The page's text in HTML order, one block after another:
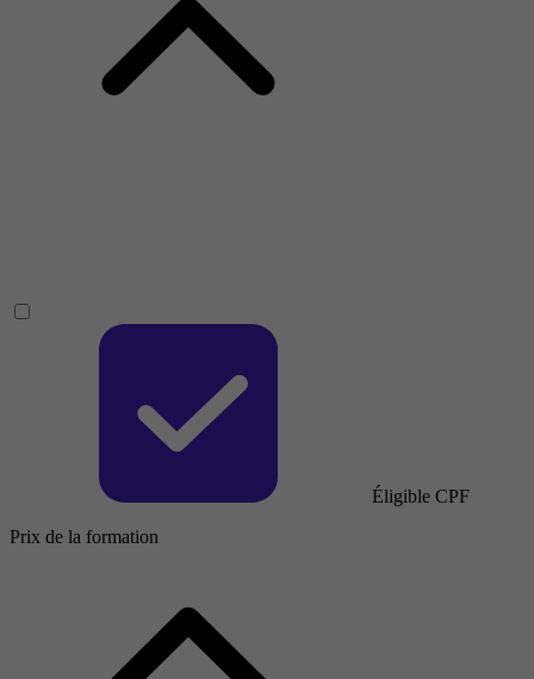
Éligible CPF
Prix de la formation